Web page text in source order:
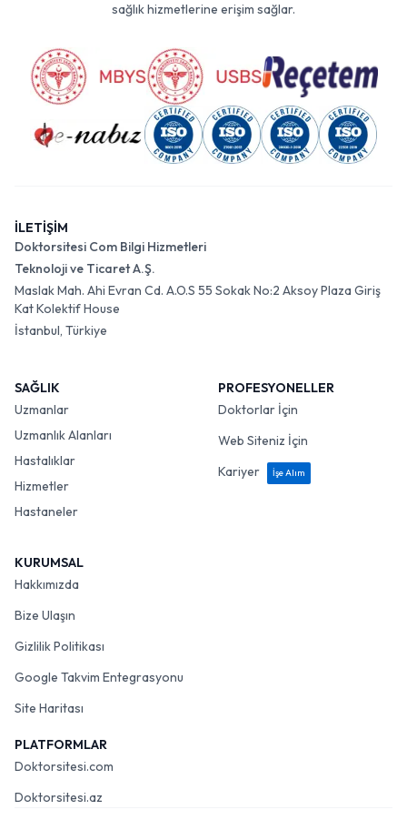
sağlık hizmetlerine erişim sağlar.
İLETİŞİM
Doktorsitesi Com Bilgi Hizmetleri
Teknoloji ve Ticaret A.Ş.
Maslak Mah. Ahi Evran Cd. A.O.S 55 Sokak No:2 Aksoy Plaza Giriş
Kat Kolektif House
İstanbul, Türkiye
SAĞLIK
Uzmanlar
Uzmanlık Alanları
Hastalıklar
Hizmetler
Hastaneler
PROFESYONELLER
Doktorlar İçin
Web Siteniz İçin
Kariyer
İşe Alım
KURUMSAL
Hakkımızda
Bize Ulaşın
Gizlilik Politikası
Google Takvim Entegrasyonu
Site Haritası
PLATFORMLAR
Doktorsitesi.com
Doktorsitesi.az